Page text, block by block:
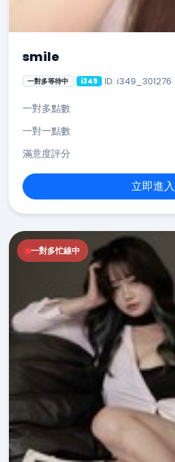
smile
一對多等待中 i349 ID: i349_301276
一對多點數
一對一點數
滿意度評分
立即進入
一對多忙線中